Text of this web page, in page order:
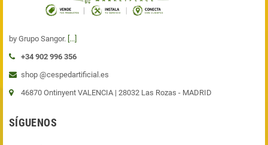
by Grupo Sangor. [...]
+34 902 996 356
shop @cespedartificial.es
46870 Ontinyent VALENCIA | 28032 Las Rozas - MADRID
SÍGUENOS